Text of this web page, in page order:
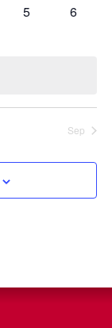
0
5
0
6
Sep